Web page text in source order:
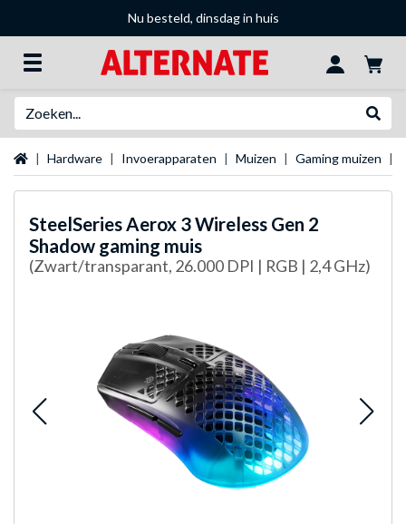
Nu besteld, dinsdag in huis
Startpagina
Hardware Invoerapparaten Muizen Gaming muizen
SteelSeriesAerox 3 Wireless Gen 2
Shadow gaming muis
(Zwart/transparant, 26.000 DPI | RGB | 2,4 GHz)